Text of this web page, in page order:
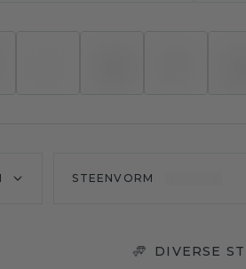
STEENVORM
DIVERSE